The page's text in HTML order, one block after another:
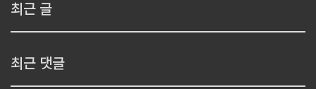
최근 글
최근 댓글